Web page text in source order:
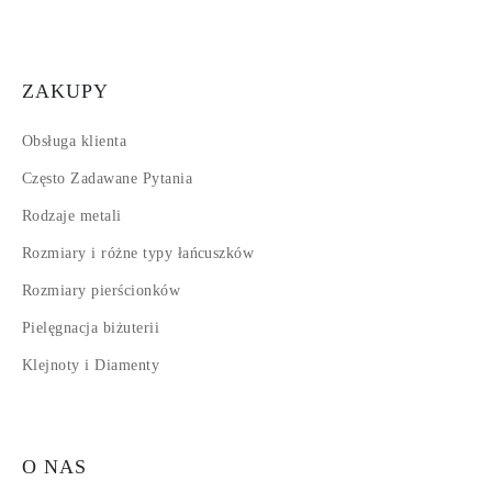
ZAKUPY
Obsługa klienta
Często Zadawane Pytania
Rodzaje metali
Rozmiary i różne typy łańcuszków
Rozmiary pierścionków
Pielęgnacja biżuterii
Klejnoty i Diamenty
O NAS